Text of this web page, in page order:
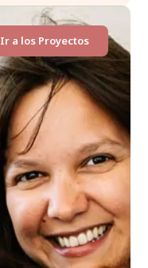
Ir a los Proyectos